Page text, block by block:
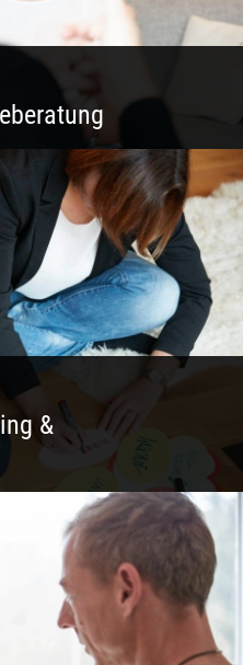
Dienstleistung
&
außen und innen